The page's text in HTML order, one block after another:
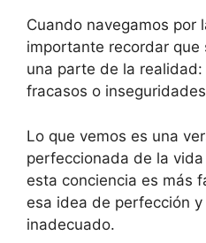
Cuando navegamos por
importante recordar que
una parte de la
fracasos o
Lo que vemos es una
perfeccionada de la
esta conciencia es más
esa idea de perfección
inadecuado.